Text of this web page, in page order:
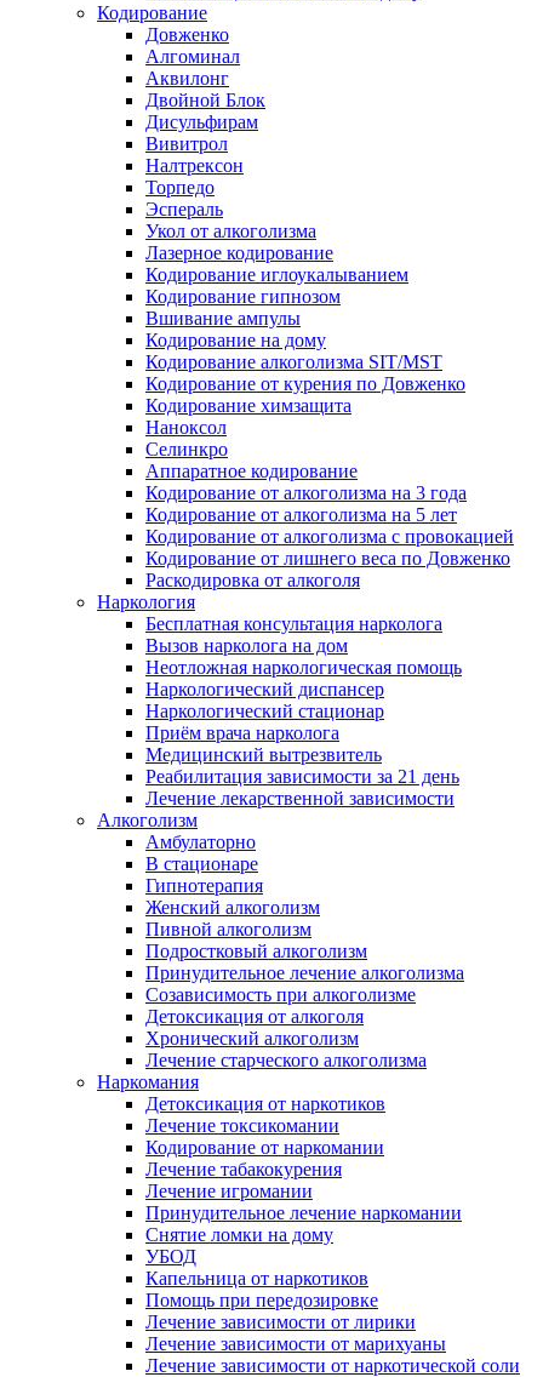
Кодирование
Довженко
Алгоминал
Аквилонг
Двойной Блок
Дисульфирам
Вивитрол
Налтрексон
Торпедо
Эспераль
Укол от алкоголизма
Лазерное кодирование
Кодирование иглоукалыванием
Кодирование гипнозом
Вшивание ампулы
Кодирование на дому
Кодирование алкоголизма SIT/MST
Кодирование от курения по Довженко
Кодирование химзащита
Наноксол
Селинкро
Аппаратное кодирование
Кодирование от алкоголизма на 3 года
Кодирование от алкоголизма на 5 лет
Кодирование от алкоголизма с провокацией
Кодирование от лишнего веса по Довженко
Раскодировка от алкоголя
Наркология
Бесплатная консультация нарколога
Вызов нарколога на дом
Неотложная наркологическая помощь
Наркологический диспансер
Наркологический стационар
Приём врача нарколога
Медицинский вытрезвитель
Реабилитация зависимости за 21 день
Лечение лекарственной зависимости
Алкоголизм
Амбулаторно
В стационаре
Гипнотерапия
Женский алкоголизм
Пивной алкоголизм
Подростковый алкоголизм
Принудительное лечение алкоголизма
Созависимость при алкоголизме
Детоксикация от алкоголя
Хронический алкоголизм
Лечение старческого алкоголизма
Наркомания
Детоксикация от наркотиков
Лечение токсикомании
Кодирование от наркомании
Лечение табакокурения
Лечение игромании
Принудительное лечение наркомании
Снятие ломки на дому
УБОД
Капельница от наркотиков
Помощь при передозировке
Лечение зависимости от лирики
Лечение зависимости от марихуаны
Лечение зависимости от наркотической соли